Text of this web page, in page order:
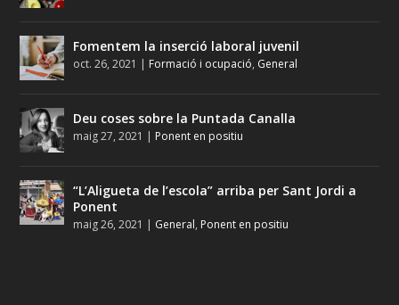
Fomentem la inserció laboral juvenil
oct. 26, 2021 | Formació i ocupació, General
Deu coses sobre la Puntada Canalla
maig 27, 2021 | Ponent en positiu
“L’Aligueta de l’escola” arriba per Sant Jordi a
Ponent
maig 26, 2021 | General, Ponent en positiu